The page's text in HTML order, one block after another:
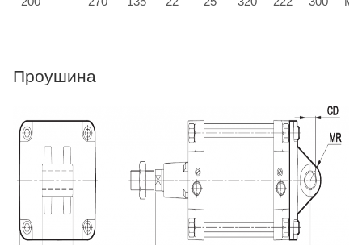
Проушина